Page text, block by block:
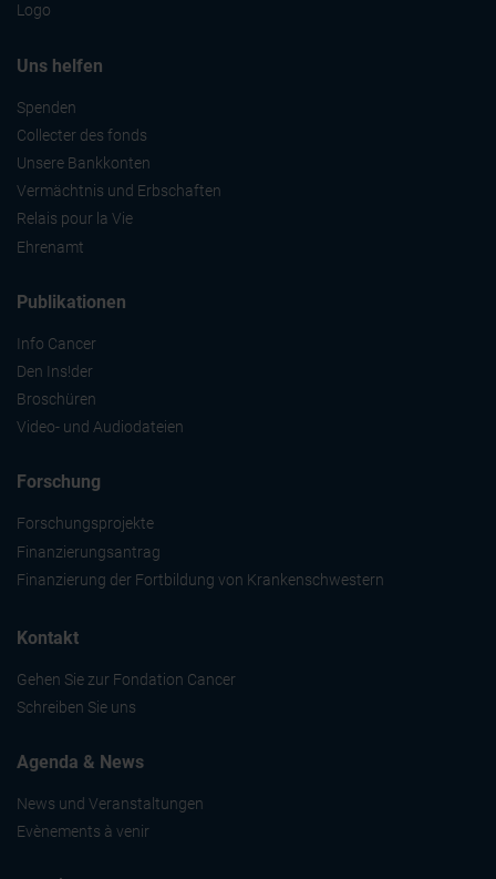
Logo
Uns helfen
Spenden
Collecter des fonds
Unsere Bankkonten
Vermächtnis und Erbschaften
Relais pour la Vie
Ehrenamt
Publikationen
Info Cancer
Den Ins!der
Broschüren
Video- und Audiodateien
Forschung
Forschungsprojekte
Finanzierungsantrag
Finanzierung der Fortbildung von Krankenschwestern
Kontakt
Gehen Sie zur Fondation Cancer
Schreiben Sie uns
Agenda & News
News und Veranstaltungen
Evènements à venir